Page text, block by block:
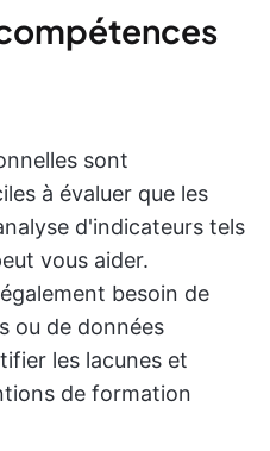
sont
à évaluer que les
d'indicateurs tels
vous aider.
besoin de
ou de données
les lacunes et
de formation